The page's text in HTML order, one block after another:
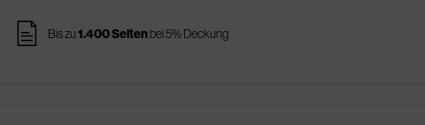
pages Bis zu1.400 Seitenbei 5% Deckung